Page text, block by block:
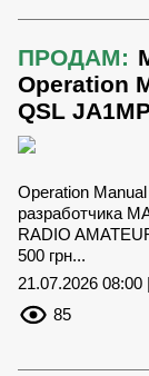
ПРОДАМ:
Operation
QSL
Operation
разработчика
RADIO
500 грн...
21.07.2026
85